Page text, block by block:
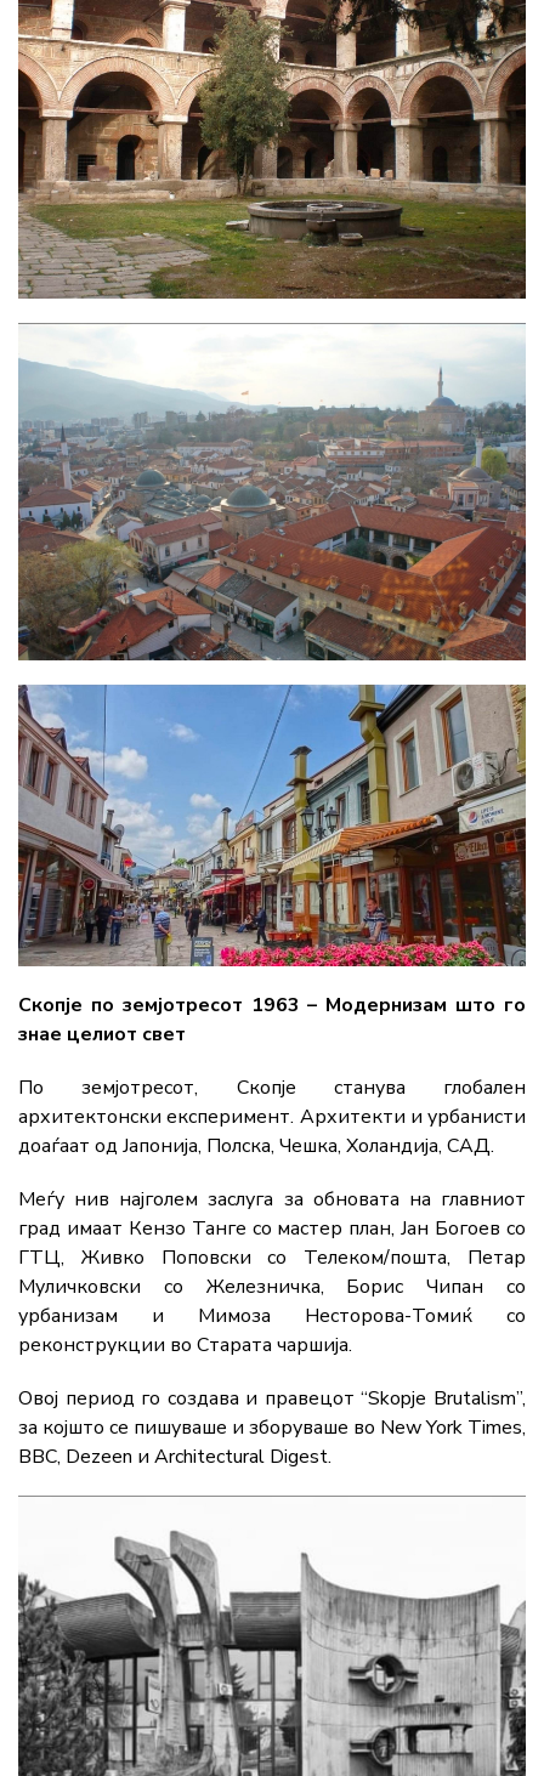
Скопје по земјотресот 1963 – Модернизам што го
знае целиот свет
По земјотресот, Скопје станува глобален
архитектонски експеримент. Архитекти и урбанисти
доаѓаат од Јапонија, Полска, Чешка, Холандија, САД.
Меѓу нив најголем заслуга за обновата на главниот
град имаат Кензо Танге со мастер план, Јан Богоев со
ГТЦ, Живко Поповски со Телеком/пошта, Петар
Муличковски со Железничка, Борис Чипан со
урбанизам и Мимоза Несторова-Томиќ со
реконструкции во Старата чаршија.
Овој период го создава и правецот “Skopje Brutalism”,
за којшто се пишуваше и зборуваше во New York Times,
BBC, Dezeen и Architectural Digest.